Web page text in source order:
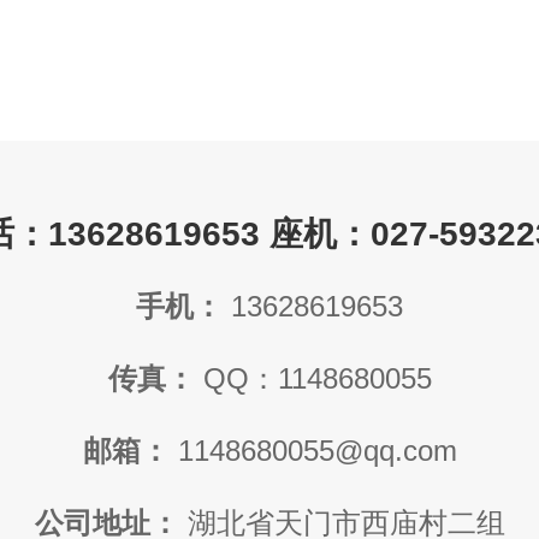
：13628619653 座机：027-
手机： 13628619653
传真： QQ：1148680055
邮箱： 1148680055@qq.com
公司地址： 湖北省天门市西庙村二组